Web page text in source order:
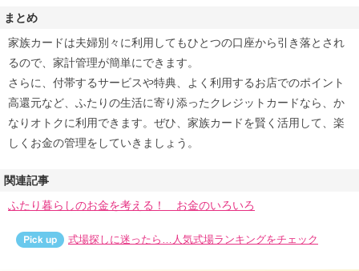
まとめ
家族カードは夫婦別々に利用してもひとつの口座から引き落とされ
るので、家計管理が簡単にできます。
さらに、付帯するサービスや特典、よく利用するお店でのポイント
高還元など、ふたりの生活に寄り添ったクレジットカードなら、か
なりオトクに利用できます。ぜひ、家族カードを賢く活用して、楽
しくお金の管理をしていきましょう。
関連記事
ふたり暮らしのお金を考える！ お金のいろいろ
式場探しに迷ったら…人気式場ランキングをチェック